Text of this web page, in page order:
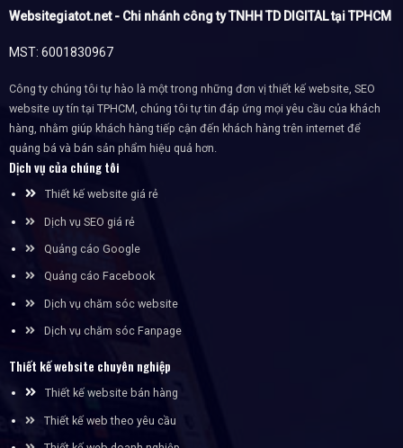
Websitegiatot.net - Chi nhánh công ty TNHH TD DIGITAL tại TPHCM
MST: 6001830967
Công ty chúng tôi tự hào là một trong những đơn vị thiết kế website, SEO
website uy tín tại TPHCM, chúng tôi tự tin đáp ứng mọi yêu cầu của khách
hàng, nhằm giúp khách hàng tiếp cận đến khách hàng trên internet để
quảng bá và bán sản phẩm hiệu quả hơn.
Dịch vụ của chúng tôi
Thiết kế website giá rẻ
Dịch vụ SEO giá rẻ
Quảng cáo Google
Quảng cáo Facebook
Dịch vụ chăm sóc website
Dịch vụ chăm sóc Fanpage
Thiết kế website chuyên nghiệp
Thiết kế website bán hàng
Thiết kế web theo yêu cầu